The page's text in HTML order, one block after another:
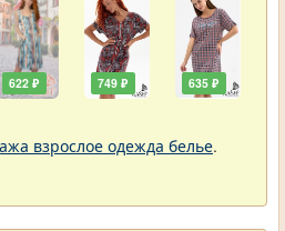
622 ₽ 749 ₽ 635 ₽
взрослое одежда белье.